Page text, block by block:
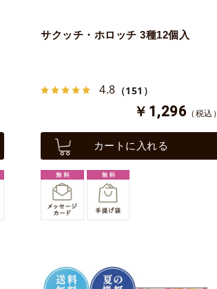
サクッチ・ホロッチ 3種12個入
4.8 （151）
￥1,296 （税込）
カートに入れる